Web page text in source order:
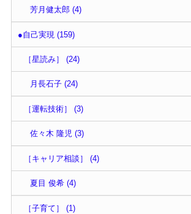
芳月健太郎 (4)
●自己実現 (159)
［星読み］ (24)
月長石子 (24)
［運転技術］ (3)
佐々木 隆児 (3)
［キャリア相談］ (4)
夏目 俊希 (4)
［子育て］ (1)